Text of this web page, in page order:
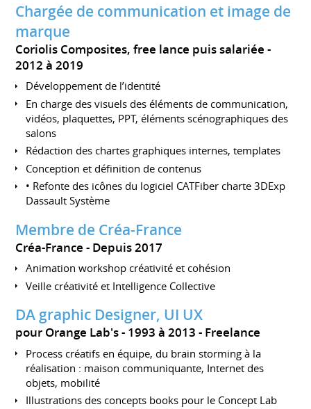
Chargée de communication et image de
marque
Coriolis Composites, free lance puis salariée
2012 à 2019
Développement de l’identité
En charge des visuels des éléments de communication,
vidéos, plaquettes, PPT, éléments scénographiques des
salons
Rédaction des chartes graphiques internes, templates
Conception et définition de contenus
• Refonte des icônes du logiciel CATFiber charte 3DExp
Dassault Système
Membre de Créa-France
Créa-France Depuis 2017
Animation workshop créativité et cohésion
Veille créativité et Intelligence Collective
DA graphic Designer, UI UX
pour Orange Lab's 1993 à 2013 Freelance
Process créatifs en équipe, du brain storming à la
réalisation : maison communiquante, Internet des
objets, mobilité
Illustrations des concepts books pour le Concept Lab